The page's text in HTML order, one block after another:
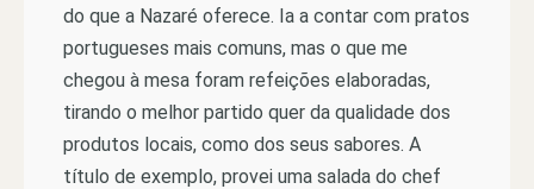
do que a Nazaré oferece. Ia a contar com pratos
portugueses mais comuns, mas o que me
chegou à mesa foram refeições elaboradas,
tirando o melhor partido quer da qualidade dos
produtos locais, como dos seus sabores. A
título de exemplo, provei uma salada do chef